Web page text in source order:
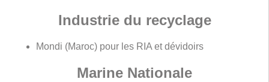
Industrie du recyclage
Mondi (Maroc) pour les RIA et dévidoirs
Marine Nationale